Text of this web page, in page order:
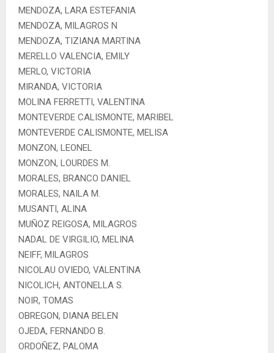
MENDOZA, LARA ESTEFANIA
MENDOZA, MILAGROS N
MENDOZA, TIZIANA MARTINA
MERELLO VALENCIA, EMILY
MERLO, VICTORIA
MIRANDA, VICTORIA
MOLINA FERRETTI, VALENTINA
MONTEVERDE CALISMONTE, MARIBEL
MONTEVERDE CALISMONTE, MELISA
MONZON, LEONEL
MONZON, LOURDES M.
MORALES, BRANCO DANIEL
MORALES, NAILA M.
MUSANTI, ALINA
MUÑOZ REIGOSA, MILAGROS
NADAL DE VIRGILIO, MELINA
NEIFF, MILAGROS
NICOLAU OVIEDO, VALENTINA
NICOLICH, ANTONELLA S.
NOIR, TOMAS
OBREGON, DIANA BELEN
OJEDA, FERNANDO B.
ORDOÑEZ, PALOMA